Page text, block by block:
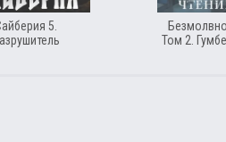
5.
Том 2.